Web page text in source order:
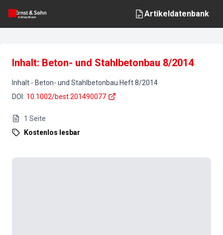
Artikeldatenbank
Inhalt: Beton- und Stahlbetonbau 8/2014
Inhalt - Beton- und Stahlbetonbau Heft8/2014
DOI : 10.1002/best.201490077
1 Seite
Kostenlos lesbar